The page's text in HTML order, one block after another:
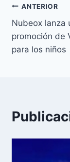
de
entradas
ANTERIOR
Nubeox lanza
promoción de
para los niños